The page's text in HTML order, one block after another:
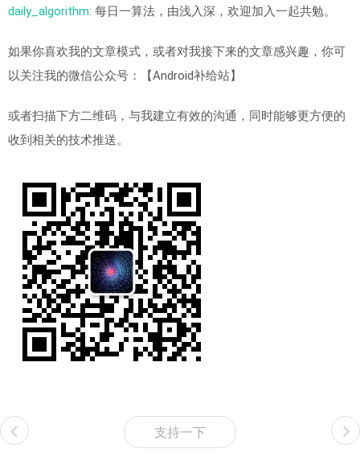
daily_algorithm: 每日一算法，由浅入深，欢迎加入一起共勉。
如果你喜欢我的文章模式，或者对我接下来的文章感兴趣，你可
以关注我的微信公众号：【Android补给站】
或者扫描下方二维码，与我建立有效的沟通，同时能够更方便的
收到相关的技术推送。
支持一下